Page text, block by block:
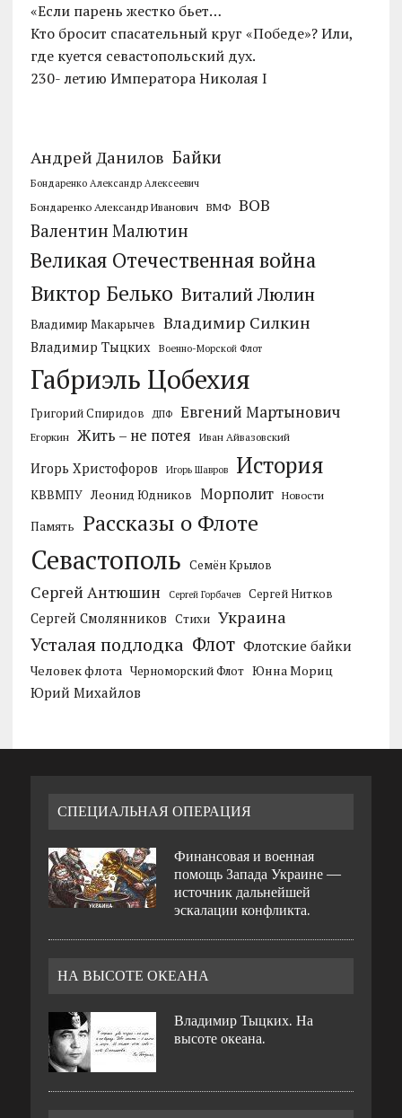
«Если парень жестко бьет…
Кто бросит спасательный круг «Победе»? Или,
где куется севастопольский дух.
230- летию Императора Николая I
Андрей Данилов Байки
Бондаренко Александр Алексеевич
Бондаренко Александр Иванович ВМФ ВОВ
Валентин Малютин
Великая Отечественная война
Виктор Белько Виталий Люлин
Владимир Макарычев Владимир Силкин
Владимир Тыцких Военно-Морской Флот
Габриэль Цобехия
Григорий Спиридов ДПФ Евгений Мартынович
Егоркин Жить – не потея Иван Айвазовский
Игорь Христофоров Игорь Шавров История
КВВМПУ Леонид Юдников Морполит Новости
Память Рассказы о Флоте
Севастополь Семён Крылов
Сергей Антюшин Сергей Горбачев Сергей Нитков
Сергей Смолянников Стихи Украина
Усталая подлодка Флот Флотские байки
Человек флота Черноморский Флот Юнна Мориц
Юрий Михайлов
СПЕЦИАЛЬНАЯ ОПЕРАЦИЯ
Финансовая и военная
помощь Запада Украине —
источник дальнейшей
эскалации конфликта.
НА ВЫСОТЕ ОКЕАНА
Владимир Тыцких. На
высоте океана.